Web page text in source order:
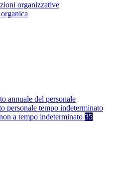
organizzative
annuale del personale
personale tempo indeterminato
a tempo indeterminato 35